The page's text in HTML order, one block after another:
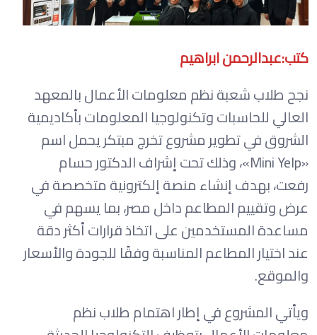
كتب:عبدالرحمن ابراهيم
نجح طلاب شعبة نظم معلومات الأعمال بالمعهد
العالي للحاسبات وتكنولوجيا المعلومات بأكاديمية
الشروق في تطوير مشروع تخرج مبتكر يحمل اسم
«Mini Yelp»، وذلك تحت إشراف الدكتور حسام
رفعت، بهدف إنشاء منصة إلكترونية متخصصة في
عرض وتقييم المطاعم داخل مصر، بما يسهم في
مساعدة المستخدمين على اتخاذ قرارات أكثر دقة
عند اختيار المطاعم المناسبة وفقًا للجودة والأسعار
والموقع.
ويأتي المشروع في إطار اهتمام طلاب نظم